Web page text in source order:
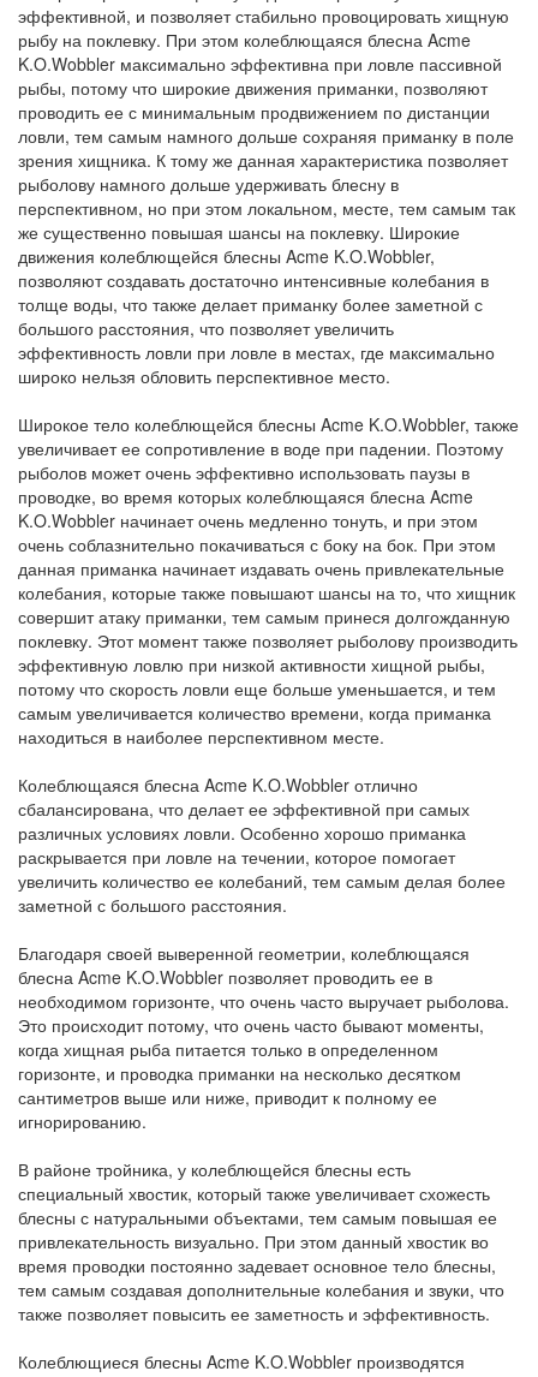
эффективной, и позволяет стабильно провоцировать хищную
рыбу на поклевку. При этом колеблющаяся блесна Acme
K.O.Wobbler максимально эффективна при ловле пассивной
рыбы, потому что широкие движения приманки, позволяют
проводить ее с минимальным продвижением по дистанции
ловли, тем самым намного дольше сохраняя приманку в поле
зрения хищника. К тому же данная характеристика позволяет
рыболову намного дольше удерживать блесну в
перспективном, но при этом локальном, месте, тем самым так
же существенно повышая шансы на поклевку. Широкие
движения колеблющейся блесны Acme K.O.Wobbler,
позволяют создавать достаточно интенсивные колебания в
толще воды, что также делает приманку более заметной с
большого расстояния, что позволяет увеличить
эффективность ловли при ловле в местах, где максимально
широко нельзя обловить перспективное место.
Широкое тело колеблющейся блесны Acme K.O.Wobbler, также
увеличивает ее сопротивление в воде при падении. Поэтому
рыболов может очень эффективно использовать паузы в
проводке, во время которых колеблющаяся блесна Acme
K.O.Wobbler начинает очень медленно тонуть, и при этом
очень соблазнительно покачиваться с боку на бок. При этом
данная приманка начинает издавать очень привлекательные
колебания, которые также повышают шансы на то, что хищник
совершит атаку приманки, тем самым принеся долгожданную
поклевку. Этот момент также позволяет рыболову производить
эффективную ловлю при низкой активности хищной рыбы,
потому что скорость ловли еще больше уменьшается, и тем
самым увеличивается количество времени, когда приманка
находиться в наиболее перспективном месте.
Колеблющаяся блесна Acme K.O.Wobbler отлично
сбалансирована, что делает ее эффективной при самых
различных условиях ловли. Особенно хорошо приманка
раскрывается при ловле на течении, которое помогает
увеличить количество ее колебаний, тем самым делая более
заметной с большого расстояния.
Благодаря своей выверенной геометрии, колеблющаяся
блесна Acme K.O.Wobbler позволяет проводить ее в
необходимом горизонте, что очень часто выручает рыболова.
Это происходит потому, что очень часто бывают моменты,
когда хищная рыба питается только в определенном
горизонте, и проводка приманки на несколько десятком
сантиметров выше или ниже, приводит к полному ее
игнорированию.
В районе тройника, у колеблющейся блесны есть
специальный хвостик, который также увеличивает схожесть
блесны с натуральными объектами, тем самым повышая ее
привлекательность визуально. При этом данный хвостик во
время проводки постоянно задевает основное тело блесны,
тем самым создавая дополнительные колебания и звуки, что
также позволяет повысить ее заметность и эффективность.
Колеблющиеся блесны Acme K.O.Wobbler производятся